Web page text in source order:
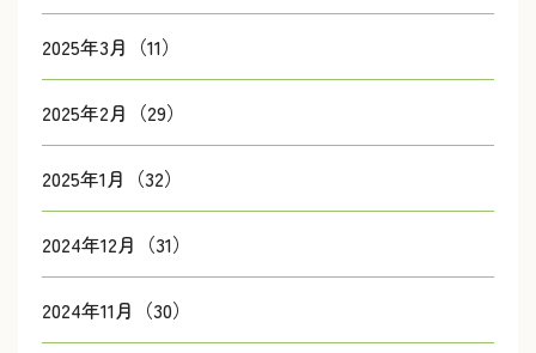
2025年3月（11）
2025年2月（29）
2025年1月（32）
2024年12月（31）
2024年11月（30）